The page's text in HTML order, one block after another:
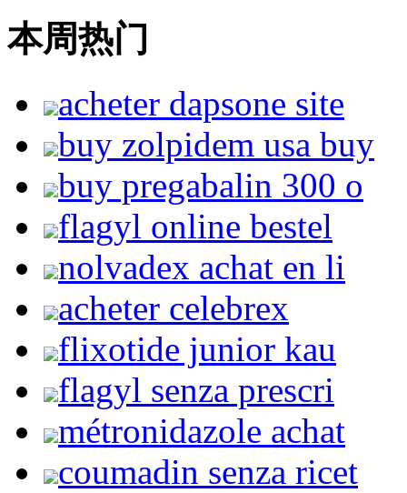
本周热门
acheter dapsone site
buy zolpidem usa buy
buy pregabalin 300 o
flagyl online bestel
nolvadex achat en li
acheter celebrex
flixotide junior kau
flagyl senza prescri
métronidazole achat
coumadin senza ricet